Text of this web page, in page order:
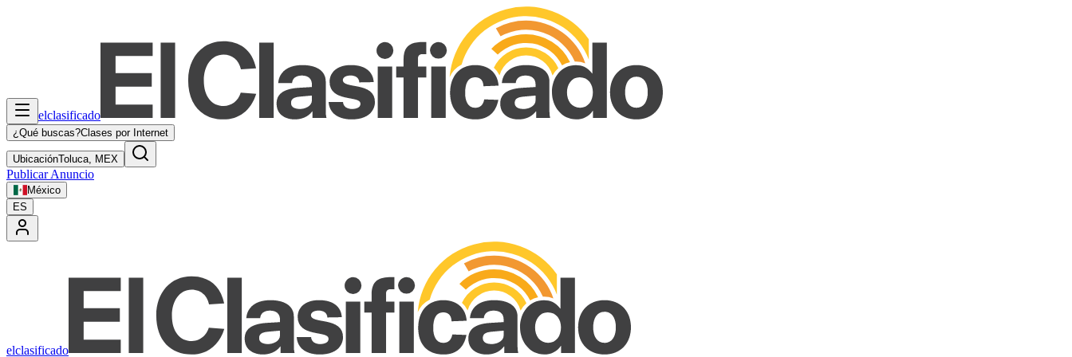
elclasificado
¿Qué buscas?Clases por Internet
UbicaciónToluca, MEX
Publicar Anuncio
México
ES
elclasificado